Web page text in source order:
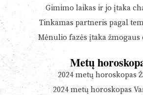
Gimimo laikas ir jo įtaka
Tinkamas partneris pagal
Mėnulio fazės įtaka
Metų
2024 metų horoskopas
2024 metų horoskopas